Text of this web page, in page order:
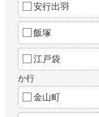
安行出羽
飯塚
江戸袋
か行
金山町